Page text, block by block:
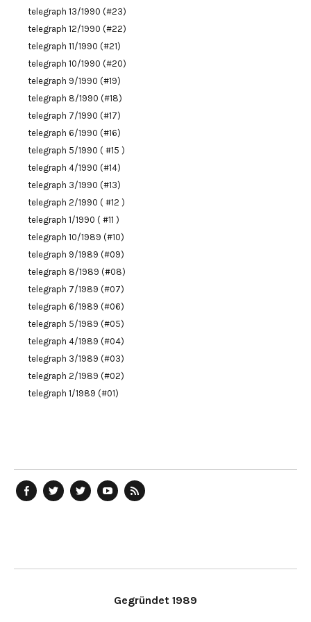
telegraph 13/1990 (#23)
telegraph 12/1990 (#22)
telegraph 11/1990 (#21)
telegraph 10/1990 (#20)
telegraph 9/1990 (#19)
telegraph 8/1990 (#18)
telegraph 7/1990 (#17)
telegraph 6/1990 (#16)
telegraph 5/1990 ( #15 )
telegraph 4/1990 (#14)
telegraph 3/1990 (#13)
telegraph 2/1990 ( #12 )
telegraph 1/1990 ( #11 )
telegraph 10/1989 (#10)
telegraph 9/1989 (#09)
telegraph 8/1989 (#08)
telegraph 7/1989 (#07)
telegraph 6/1989 (#06)
telegraph 5/1989 (#05)
telegraph 4/1989 (#04)
telegraph 3/1989 (#03)
telegraph 2/1989 (#02)
telegraph 1/1989 (#01)
Gegründet 1989